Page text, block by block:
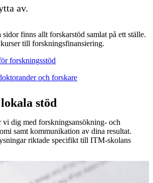
av.
sidor finns allt forskarstöd samlat på ett ställe.
till forskningsfinansiering.
forskningsstöd
och forskare
stöd
vi dig med forskningsansökning- och
samt kommunikation av dina resultat.
riktade specifikt till ITM-skolans